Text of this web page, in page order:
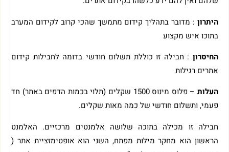
היתרון: מדובר בתהליך קידום מתמשך שהכי קרוב לקידום המערב
בתוכו איש מקצוע
החיסרון: חבילה זו כוללת תשלום חודשי בדומה לחבילות קידום
אתרים רגילות
העלות
– פלוס מינוס 1500 שקלים (תלוי בכמות הדפים באתר) חד
פעמי, ותשלום חודשי של כמה מאות שקלים.
חבילה זו מכילה בתוכה שלושה אלמנטים מרכזיים. האלמנט
הראשון הוא מחקר מילות מפתח, השני הוא אופטימזציית אתר (